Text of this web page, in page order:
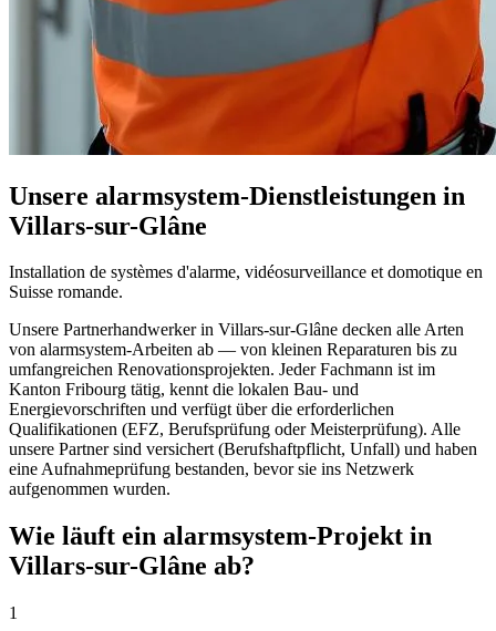
Unsere alarmsystem-Dienstleistungen in
Villars-sur-Glâne
Installation de systèmes d'alarme, vidéosurveillance et domotique en
Suisse romande.
Unsere Partnerhandwerker in Villars-sur-Glâne decken alle Arten
von alarmsystem-Arbeiten ab — von kleinen Reparaturen bis zu
umfangreichen Renovationsprojekten. Jeder Fachmann ist im
Kanton Fribourg tätig, kennt die lokalen Bau- und
Energievorschriften und verfügt über die erforderlichen
Qualifikationen (EFZ, Berufsprüfung oder Meisterprüfung). Alle
unsere Partner sind versichert (Berufshaftpflicht, Unfall) und haben
eine Aufnahmeprüfung bestanden, bevor sie ins Netzwerk
aufgenommen wurden.
Wie läuft ein alarmsystem-Projekt in
Villars-sur-Glâne ab?
1